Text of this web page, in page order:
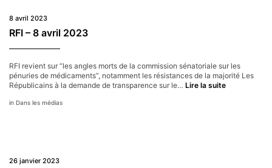
8 avril 2023
RFI – 8 avril 2023
RFI revient sur “les angles morts de la commission sénatoriale sur les
pénuries de médicaments”, notamment les résistances de la majorité Les
Républicains à la demande de transparence sur le… Lire la suiteRFI
Dans les médias
26 janvier 2023